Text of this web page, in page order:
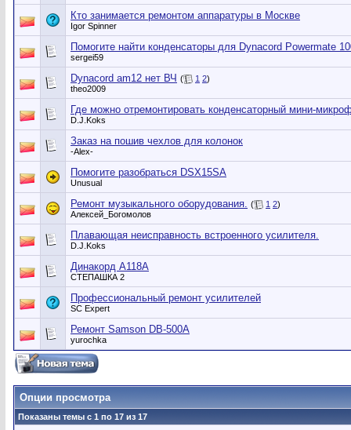
Кто занимается ремонтом аппаратуры в Москве
Igor Spinner
Помогите найти конденсаторы для Dynacord Powermate
sergei59
Dynacord am12 нет ВЧ ( 1 2)
theo2009
Где можно отремонтировать конденсаторный мини-
D.J.Koks
Заказ на пошив чехлов для колонок
-Alex-
Помогите разобраться DSX15SA
Unusual
Ремонт музыкального оборудования. ( 1 2)
Алексей_Богомолов
Плавающая неисправность встроенного усилителя.
D.J.Koks
Динакорд А118А
СТЕПАШКА 2
Профессиональный ремонт усилителей
SC Expert
Ремонт Samson DB-500A
yurochka
Опции просмотра
Показаны темы с 1 по 17 из 17